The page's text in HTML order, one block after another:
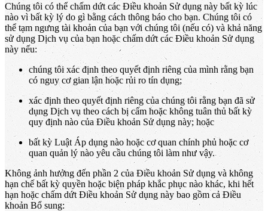
Chúng tôi có thể chấm dứt các Điều khoản Sử dụng này bất kỳ lúc
nào vì bất kỳ lý do gì bằng cách thông báo cho bạn. Chúng tôi có
thể tạm ngưng tài khoản của bạn với chúng tôi (nếu có) và khả năng
sử dụng Dịch vụ của bạn hoặc chấm dứt các Điều khoản Sử dụng
này nếu:
chúng tôi xác định theo quyết định riêng của mình rằng bạn
có nguy cơ gian lận hoặc rủi ro tín dụng;
xác định theo quyết định riêng của chúng tôi rằng bạn đã sử
dụng Dịch vụ theo cách bị cấm hoặc không tuân thủ bất kỳ
quy định nào của Điều khoản Sử dụng này; hoặc
bất kỳ Luật Áp dụng nào hoặc cơ quan chính phủ hoặc cơ
quan quản lý nào yêu cầu chúng tôi làm như vậy.
Không ảnh hưởng đến phần 2 của Điều khoản Sử dụng và không
hạn chế bất kỳ quyền hoặc biện pháp khắc phục nào khác, khi hết
hạn hoặc chấm dứt Điều khoản Sử dụng này bao gồm cả Điều
khoản Bổ sung: